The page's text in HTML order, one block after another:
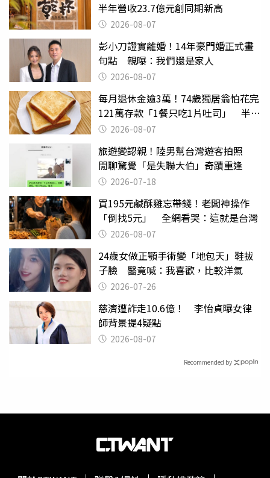
半年營收23.7億元創同期新高
2026-08-07
彭小刀證實離婚！14年豪門婚正式畫
句點 親曝：我們還是家人
2026-08-07
每月退休金逾3萬！74歲獨居翁怕花完
121萬存款「1餐只吃1片吐司」 半年
後暴瘦嚇壞女兒
2026-08-07
旅遊變認親！陸男幫台灣遊客拍照
閒聊驚覺「是失聯大伯」奇蹟重逢
2026-07-18
買195元鹹酥雞忘帶錢！老闆神操作
「倒找5元」 全網看哭：這就是台灣
2026-08-07
24歲女做正顎手術變「地包天」鞋拔
子臉 醫竟喊：我喜歡，比較洋氣
2026-07-26
慈濟遭詐走10.6億！ 李怡貞曝女律
師背景提4疑點
2026-08-07
Recommended by